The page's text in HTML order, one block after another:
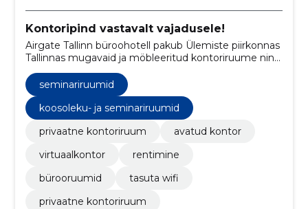
Kontoripind vastavalt vajadusele!
Airgate Tallinn büroohotell pakub Ülemiste piirkonnas
Tallinnas mugavaid ja möbleeritud kontoriruume ning
töökohti, ideaalset lahendust, kui ettevõte vajab
professionaalset keskkonda kodust väljas või
virtuaalkontori teenust.
seminariruumid
koosoleku- ja seminariruumid
privaatne kontoriruum
avatud kontor
virtuaalkontor
rentimine
bürooruumid
tasuta wifi
privaatne kontoriruum